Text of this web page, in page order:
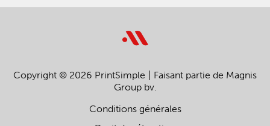
Copyright © 2026 PrintSimple
Faisant partie de Magnis
Group bv.
Conditions générales